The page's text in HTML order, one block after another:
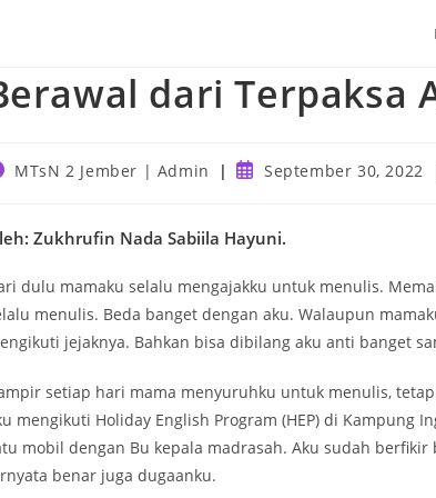
dari Terpaksa
MTsN 2 Jember | Admin
PostSeptember 30, 2022
Zukhrufin Nada Sabiila Hayuni.
dulu mamaku selalu mengajakku untuk menulis.
menulis. Beda banget dengan aku. Walaupun
jejaknya. Bahkan bisa dibilang aku anti banget
setiap hari mama menyuruhku untuk menulis,
mengikuti Holiday English Program (HEP) di Kampung
mobil dengan Bu kepala madrasah. Aku sudah
benar juga dugaanku.